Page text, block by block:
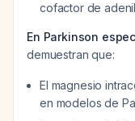
cofactor de
En Parkinson
demuestran que:
El magnesio
en modelos de